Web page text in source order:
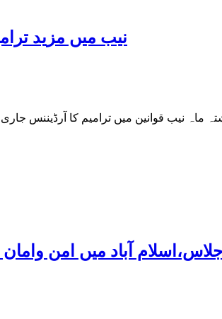
نیب میں مزید
آباد میں امن